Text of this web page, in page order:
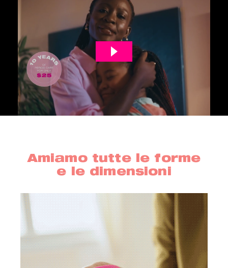
Amiamo tutte le forme
e le dimensioni